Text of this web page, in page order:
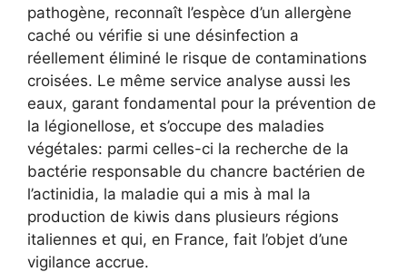
pathogène, reconnaît l’espèce d’un allergène
caché ou vérifie si une désinfection a
réellement éliminé le risque de contaminations
croisées. Le même service analyse aussi les
eaux, garant fondamental pour la prévention de
la légionellose, et s’occupe des maladies
végétales: parmi celles-ci la recherche de la
bactérie responsable du chancre bactérien de
l’actinidia, la maladie qui a mis à mal la
production de kiwis dans plusieurs régions
italiennes et qui, en France, fait l’objet d’une
vigilance accrue.